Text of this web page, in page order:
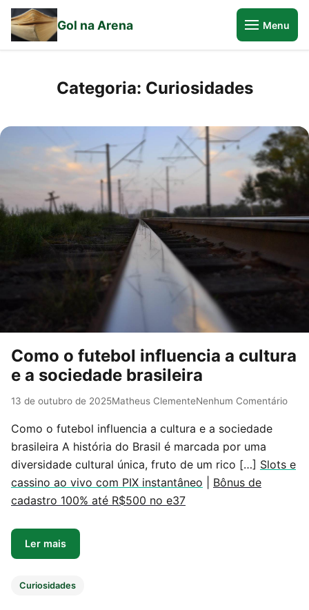
Gol na Arena Menu
Categoria: Curiosidades
Como o futebol influencia a cultura
e a sociedade brasileira
13 de outubro de 2025Matheus ClementeNenhum Comentário
Como o futebol influencia a cultura e a sociedade
brasileira A história do Brasil é marcada por uma
diversidade cultural única, fruto de um rico […] Slots e
cassino ao vivo com PIX instantâneo
Bônus de
cadastro 100% até R$500 no e37
Ler mais
Curiosidades